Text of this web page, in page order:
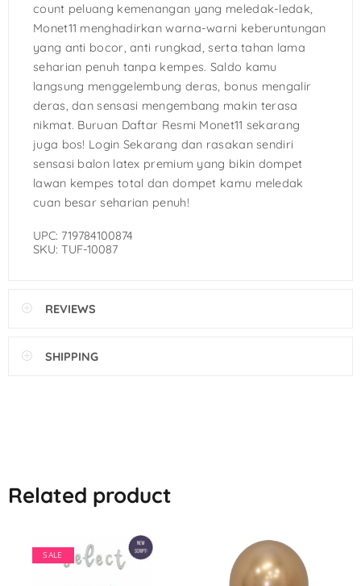
count peluang kemenangan yang meledak-ledak,
Monet11 menghadirkan warna-warni keberuntungan
yang anti bocor, anti rungkad, serta tahan lama
seharian penuh tanpa kempes. Saldo kamu
langsung menggelembung deras, bonus mengalir
deras, dan sensasi mengembang makin terasa
nikmat. Buruan Daftar Resmi Monet11 sekarang
juga bos! Login Sekarang dan rasakan sendiri
sensasi balon latex premium yang bikin dompet
lawan kempes total dan dompet kamu meledak
cuan besar seharian penuh!
UPC: 719784100874
SKU: TUF-10087
REVIEWS
SHIPPING
Related product
SALE